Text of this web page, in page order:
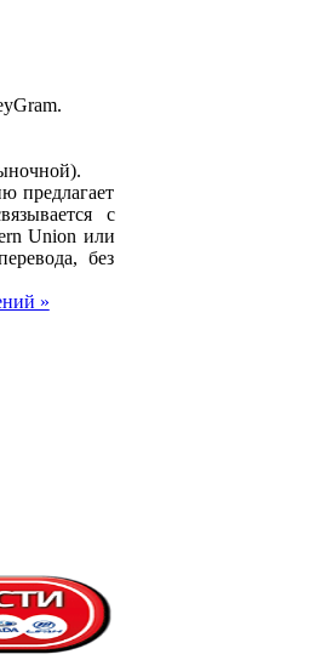
предлагает
с
Union или
без
»